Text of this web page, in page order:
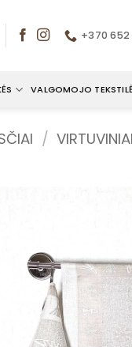
+370
VALGOMOJO
/